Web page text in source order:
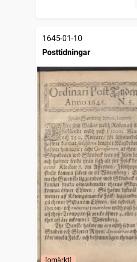
1645-01-10
Posttidningar
[omärkt]